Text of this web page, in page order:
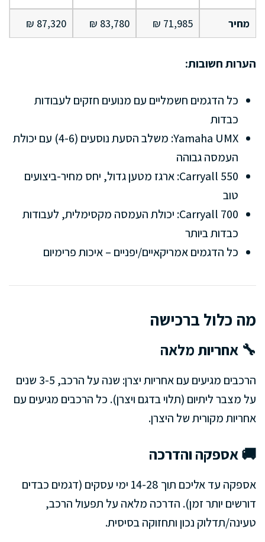
מחיר 71,985 ₪
83,780 ₪
87,320 ₪
הערות חשובות:
כל הדגמים חשמליים עם מנועים חזקים לעבודות
כבדות
Yamaha UMX: משלב הסעת נוסעים (4-6) עם יכולת
העמסה גבוהה
Carryall 550: ארגז מטען גדול, יחס מחיר-ביצועים
טוב
Carryall 700: יכולת העמסה מקסימלית, לעבודות
כבדות ביותר
כל הדגמים אמריקאיים/יפניים – איכות פרימיום
מה כלול ברכישה
🔧 אחריות מלאה
הרכבים מגיעים עם אחריות יצרן: שנה על הרכב, 3-5 שנים
על מצבר ליתיום (תלוי בדגם ויצרן). כל הרכבים מגיעים עם
אחריות מקורית של היצרן.
🚚 אספקה והדרכה
אספקה עד אליכם תוך 14-28 ימי עסקים (דגמים כבדים
דורשים יותר זמן). הדרכה מלאה על תפעול הרכב,
טעינה/תדלוק נכון ותחזוקה בסיסית.